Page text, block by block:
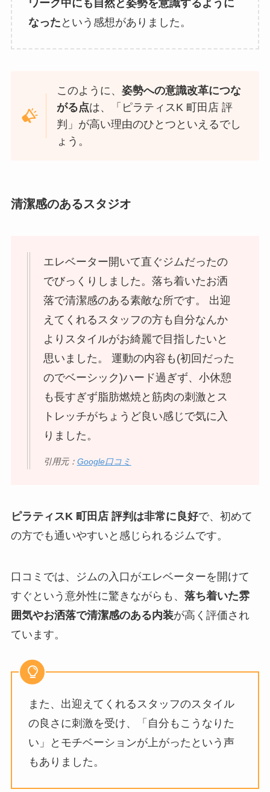
ワーク中にも自然と姿勢を意識するように
なった という感想がありました。
このように、姿勢への意識改革につな
がる点は、「ピラティスK 町田店 評
判」が高い理由のひとつといえるでし
ょう。
清潔感のあるスタジオ
エレベーター開いて直ぐジムだったの
でびっくりしました。落ち着いたお洒
落で清潔感のある素敵な所です。 出迎
えてくれるスタッフの方も自分なんか
よりスタイルがお綺麗で目指したいと
思いました。 運動の内容も(初回だった
のでベーシック)ハード過ぎず、小休憩
も長すぎず脂肪燃焼と筋肉の刺激とス
トレッチがちょうど良い感じで気に入
りました。
引用元： Google口コミ
ピラティスK 町田店 評判は非常に良好で、初めて
の方でも通いやすいと感じられるジムです。
口コミでは、ジムの入口がエレベーターを開けて
すぐという意外性に驚きながらも、 落ち着いた雰
囲気やお洒落で清潔感のある内装が高く評価され
ています。
また、出迎えてくれるスタッフのスタイル
の良さに刺激を受け、「自分もこうなりた
い」とモチベーションが上がったという声
もありました。